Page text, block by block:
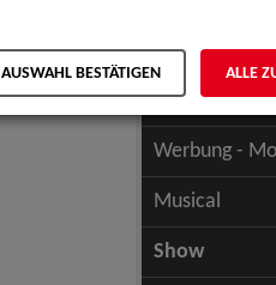
Schauspiel -
Werbung -
Werbung -
Musical
Show
AUSWAHL BESTÄTIGEN ALLE